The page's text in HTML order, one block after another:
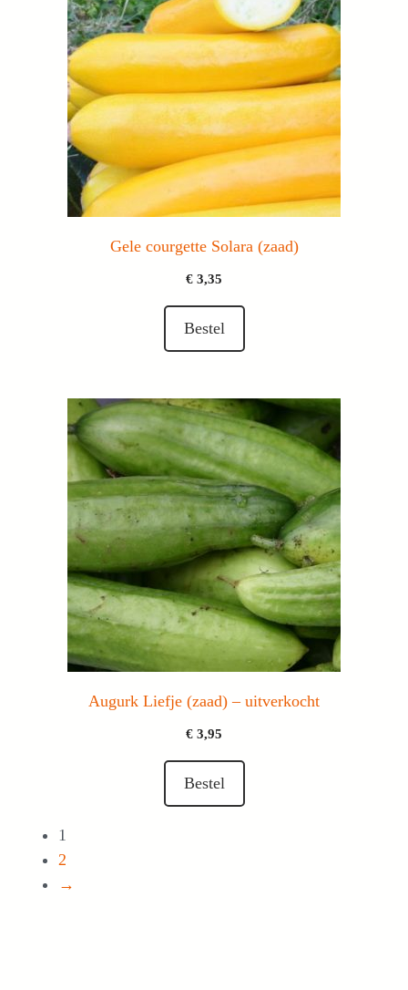
Gele courgette Solara (zaad)
€ 3,35
Bestel
Augurk Liefje (zaad) – uitverkocht
€ 3,95
Bestel
1
2
→